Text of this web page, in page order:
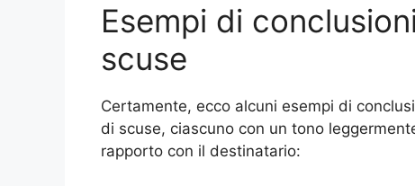
Esempi di
scuse
Certamente, ecco alcuni esempi di
di scuse, ciascuno con un tono
rapporto con il destinatario: